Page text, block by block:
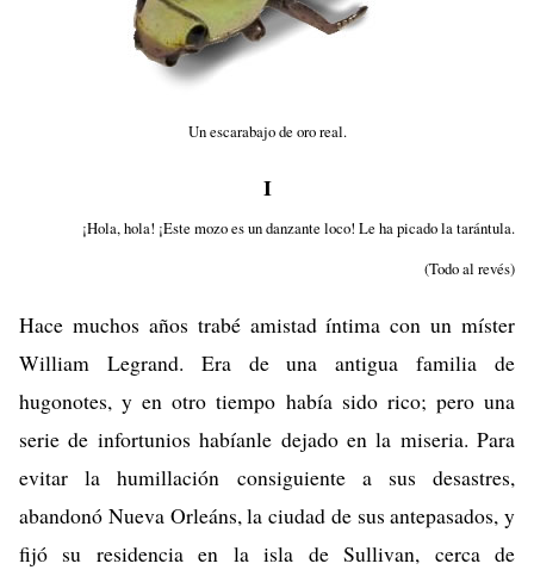
Un escarabajo de oro real.
I
¡Hola, hola! ¡Este mozo es un danzante loco! Le ha picado la tarántula.
(Todo al revés)
Hace muchos años trabé amistad íntima con un míster
William Legrand. Era de una antigua familia de
hugonotes, y en otro tiempo había sido rico; pero una
serie de infortunios habíanle dejado en la miseria. Para
evitar la humillación consiguiente a sus desastres,
abandonó Nueva Orleáns, la ciudad de sus antepasados, y
fijó su residencia en la isla de Sullivan, cerca de